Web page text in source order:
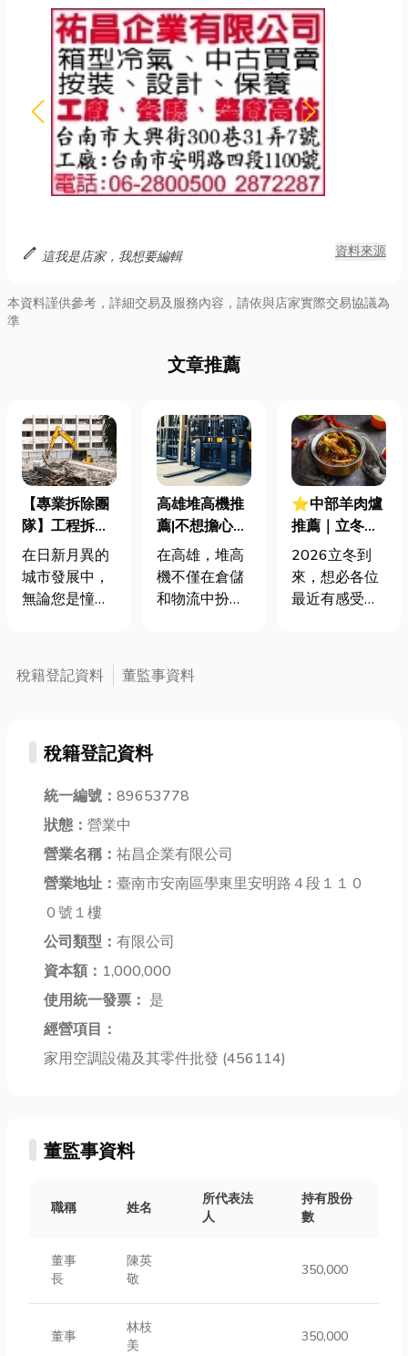
edit 這我是店家，我想要編輯 資料來源
本資料謹供參考，詳細交易及服務內容，請依與店家實際交易協議為
準
文章推薦
【專業拆除團
隊】工程拆除
與廢棄物清運
一次到位！專
業拆除團隊新
在日新月異的
城市發展中，
無論您是憧憬
抑或是著手進
行大規模的建
個施工計畫的
而，真正讓許
多業主與承包
的，並非拆除
本身，而是後
續產生的大量
若施工單位無
法提供整合性
的一...
高雄堆高機推
薦|不想擔心維
修問題？高雄
堆高機出租，
輕鬆節省開
在高雄，堆高
機不僅在倉儲
和物流中扮演
櫃拆卸方面也
至關重要。如
養費用，高雄
擇。透過出
租，您不僅可
免除設備維護
的困擾，降低
運...
⭐中部羊肉爐
推薦｜立冬進
補必吃，寒流
來襲也不怕！
高人氣店家暖
2026立冬到
來，想必各位
最近有感受到
爐推薦，不論
稅籍登記資料 董監事資料
稅籍登記資料
統一編號： 89653778
狀態： 營業中
營業名稱： 祐昌企業有限公司
營業地址： 臺南市安南區學東里安明路４段１１０
０號１樓
公司類型： 有限公司
資本額： 1,000,000
使用統一發票： 是
經營項目：
家用空調設備及其零件批發 (456114)
董監事資料
職稱 姓名
所代表法
人
持有股份
數
董事
長
陳英
敬
350,000
董事
林枝
美
350,000